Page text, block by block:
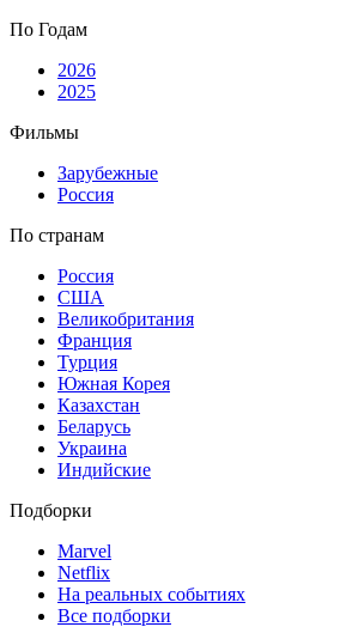
По Годам
2026
2025
Фильмы
Зарубежные
Россия
По странам
Россия
США
Великобритания
Франция
Турция
Южная Корея
Казахстан
Беларусь
Украина
Индийские
Подборки
Marvel
Netflix
На реальных событиях
Все подборки